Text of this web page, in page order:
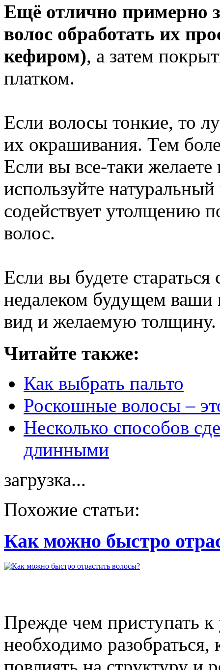
Ещё отлично примерно
волос обработать их
кефиром), а затем
платком.
Если волосы тонкие, то
их окрашивания. Тем
Если вы все-таки желаете
используйте
содействует утолщению
волос.
Если вы будете стараться
недалеком будущем ваши
вид и желаемую толщину.
Читайте также:
Как выбрать пальто
Роскошные волосы –
Несколько способов
длинными
загрузка...
Похожие статьи:
Как можно быстро
Прежде чем приступать
необходимо